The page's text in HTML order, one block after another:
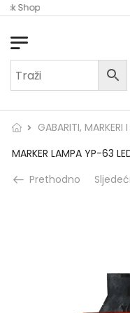
Shop
GABARITI, MARKERI
MARKER LAMPA YP-63
Prethodno
Sljedeći